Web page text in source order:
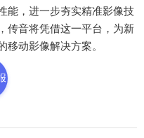
能，进一步夯实精准影像技
传音将凭借这一平台，为新
移动影像解决方案。